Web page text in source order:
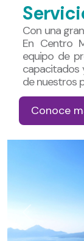
Con una
En Centro
equipo de
capacitados
de nuestros
Conoce